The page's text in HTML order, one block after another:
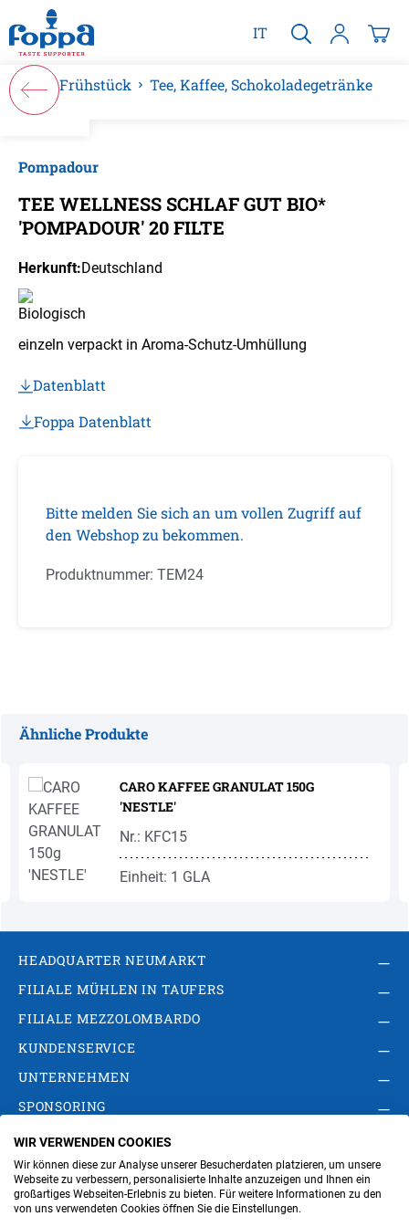
springen
IT
Frühstück Tee, Kaffee, Schokoladegetränke
Pompadour
TEE WELLNESS SCHLAF GUT BIO*
'POMPADOUR' 20 FILTE
Herkunft:Deutschland
einzeln verpackt in Aroma-Schutz-Umhüllung
Datenblatt
Foppa Datenblatt
Bitte melden Sie sich an um vollen Zugriff auf
den Webshop zu bekommen.
Produktnummer: TEM24
Ähnliche Produkte
CARO KAFFEE GRANULAT 150G
'NESTLE'
Nr.: KFC15
Einheit: 1 GLA
HEADQUARTER NEUMARKT
FILIALE MÜHLEN IN TAUFERS
FILIALE MEZZOLOMBARDO
KUNDENSERVICE
UNTERNEHMEN
SPONSORING
AGB Privacy Policy
Impressum
Cookie-Einstellungen ändern
Verwaltung
WIR VERWENDEN COOKIES
Wir können diese zur Analyse unserer Besucherdaten platzieren, um unsere
Webseite zu verbessern, personalisierte Inhalte anzuzeigen und Ihnen ein
großartiges Webseiten-Erlebnis zu bieten. Für weitere Informationen zu den
von uns verwendeten Cookies öffnen Sie die Einstellungen.